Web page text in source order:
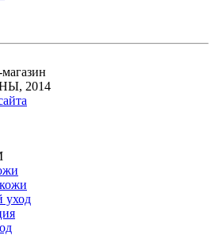
2014
уход